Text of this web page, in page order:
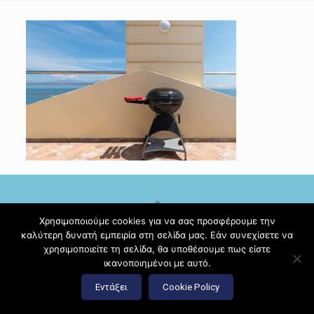
© 2017 Diamante Beach Front Suites Apartment Suites |
Κατασκευή ιστοσελίδωνHi Web
Χρησιμοποιούμε cookies για να σας προσφέρουμε την
καλύτερη δυνατή εμπειρία στη σελίδα μας. Εάν συνεχίσετε να
χρησιμοποιείτε τη σελίδα, θα υποθέσουμε πως είστε
ικανοποιημένοι με αυτό.
Εντάξει Cookie Policy